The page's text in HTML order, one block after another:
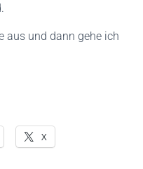
aus und dann gehe ich
X